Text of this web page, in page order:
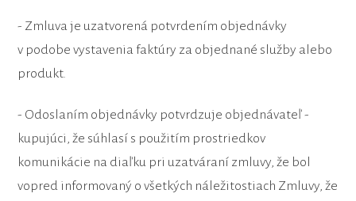
- Zmluva je uzatvorená potvrdením objednávky
v podobe vystavenia faktúry za objednané služby alebo
produkt.
- Odoslaním objednávky potvrdzuje objednávateľ -
kupujúci, že súhlasí s použitím prostriedkov
komunikácie na diaľku pri uzatváraní zmluvy, že bol
vopred informovaný o všetkých náležitostiach Zmluvy, že